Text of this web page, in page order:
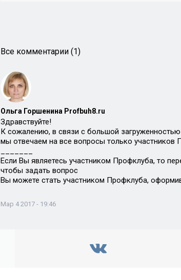
Все комментарии (1)
Ольга Горшенина Profbuh8.ru
Здравствуйте!
К сожалению, в связи с большой
мы отвечаем на все вопросы только участников
Если Вы являетесь участником Профклуба, то
чтобы задать вопрос
Вы можете стать участником Профклуба,
Мар 4 2017 - 19:46